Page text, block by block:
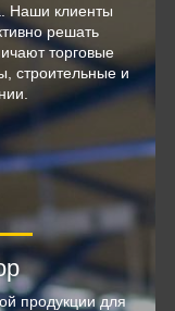
Наши клиенты
решать
торговые
строительные и
продукции для